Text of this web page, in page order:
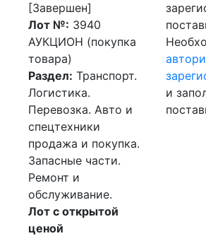
[Завершен]
Лот №: 3940
АУКЦИОН (покупка
товара)
Раздел: Транспорт.
Логистика.
Перевозка. Авто и
спецтехники
продажа и покупка.
Запасные части.
Ремонт и
обслуживание.
Лот с открытой
ценой
и